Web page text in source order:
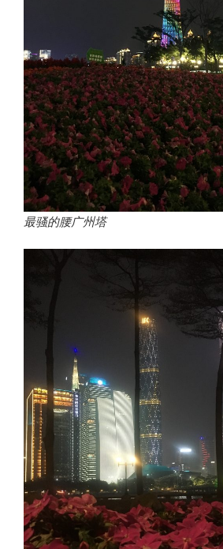
最骚的腰广州塔